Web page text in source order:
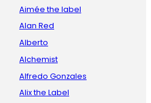
Aimée the label
Alan Red
Alberto
Alchemist
Alfredo Gonzales
Alix the Label